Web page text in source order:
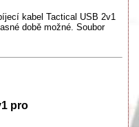
kabel Tactical USB 2v1
době možné. Soubor
pro